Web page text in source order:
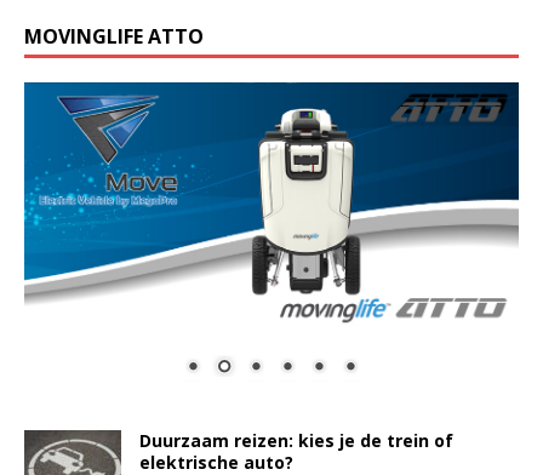
MOVINGLIFE ATTO
Duurzaam reizen: kies je de trein of
elektrische auto?